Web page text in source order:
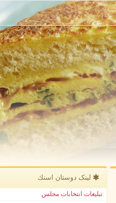
لینک دوستان اسنك
تبلیغات انتخابات مجلس